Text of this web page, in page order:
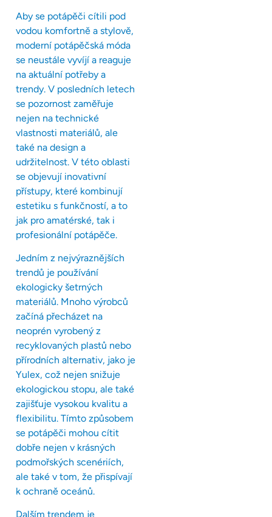
Aby se potápěči cítili pod
vodou komfortně a stylově,
moderní potápěčská móda
se neustále vyvíjí a reaguje
na aktuální potřeby a
trendy. V posledních letech
se pozornost zaměřuje
nejen na technické
vlastnosti materiálů, ale
také na design a
udržitelnost. V této oblasti
se objevují inovativní
přístupy, které kombinují
estetiku s funkčností, a to
jak pro amatérské, tak i
profesionální potápěče.
Jedním z nejvýraznějších
trendů je používání
ekologicky šetrných
materiálů. Mnoho výrobců
začíná přecházet na
neoprén vyrobený z
recyklovaných plastů nebo
přírodních alternativ, jako je
Yulex, což nejen snižuje
ekologickou stopu, ale také
zajišťuje vysokou kvalitu a
flexibilitu. Tímto způsobem
se potápěči mohou cítit
dobře nejen v krásných
podmořských scenériích,
ale také v tom, že přispívají
k ochraně oceánů.
Dalším trendem je